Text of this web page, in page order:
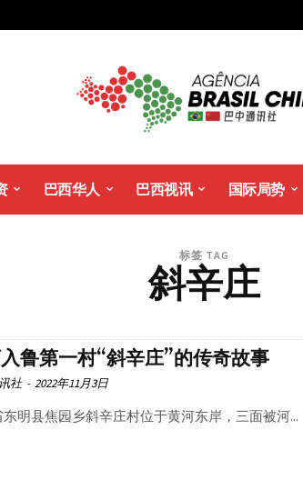
巴西华人 巴西视讯 国际局势
标签 TAG
斜辛庄
鲁第一村“斜辛庄”的传奇故事
社 - 2022年11月3日
东明县焦园乡斜辛庄村位于黄河东岸，三面被河...